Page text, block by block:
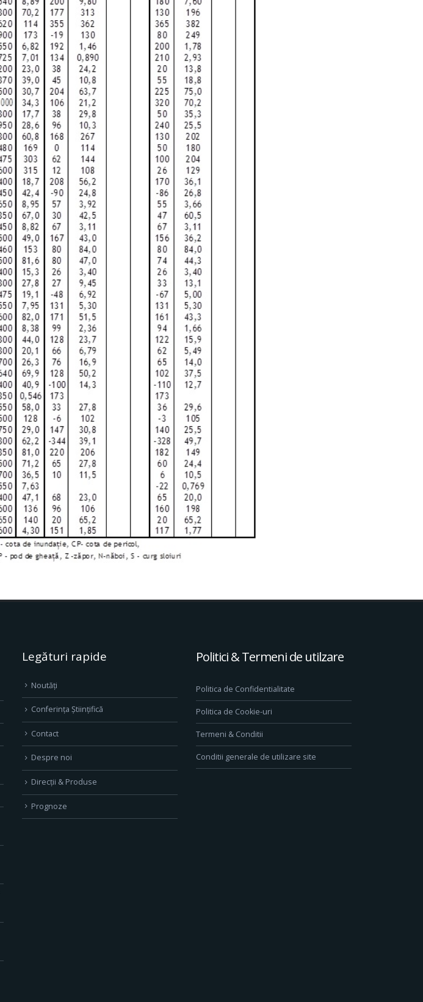
Legături rapide
Noutăți
Conferința Științifică
Contact
Despre noi
Direcţii & Produse
Prognoze
Politici & Termeni de utilzare
Politica de Confidentialitate
Politica de Cookie-uri
Termeni & Conditii
Conditii generale de utilizare site